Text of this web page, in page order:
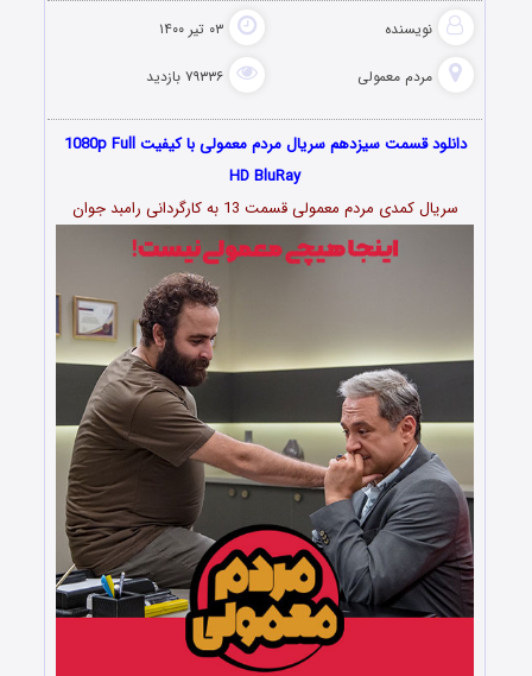
نویسنده ۰۳ تیر ۱۴۰۰
مردم معمولی ۷۹۳۳۶ بازدید
دانلود قسمت سیزدهم سریال مردم معمولی با کیفیت 1080p Full
HD BluRay
سریال کمدی مردم معمولی قسمت 13 به کارگردانی رامبد جوان